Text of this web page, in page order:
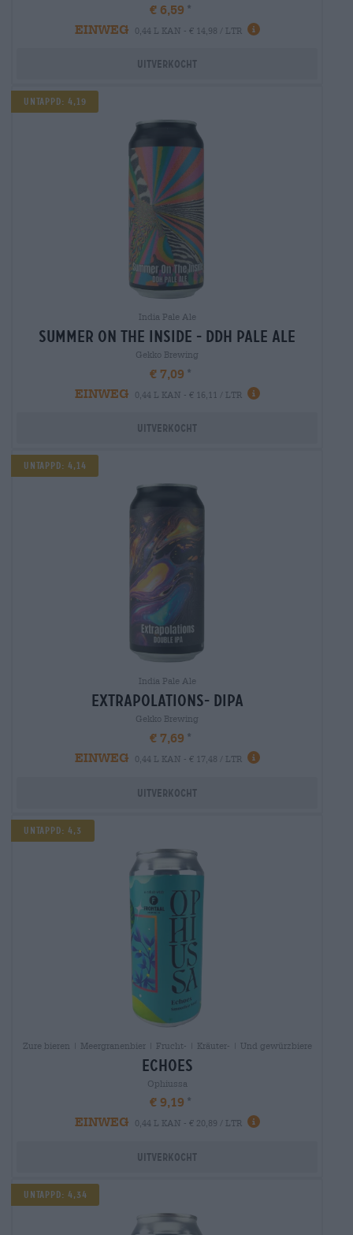
€ 6,59
EINWEG
0,44 L KAN - € 14,98 / LTR
Uitverkocht
Untappd: 4,19
India Pale Ale
summer on the inside - ddh pale ale
Gekko Brewing
€ 7,09
EINWEG
0,44 L KAN - € 16,11 / LTR
Uitverkocht
Untappd: 4,14
India Pale Ale
extrapolations- dipa
Gekko Brewing
€ 7,69
EINWEG
0,44 L KAN - € 17,48 / LTR
Uitverkocht
UNTAPPD: 4,3
Zure bieren | Meergranenbier | Frucht- | Kräuter- | Und gewürzbiere
echoes
Ophiussa
€ 9,19
EINWEG
0,44 L KAN - € 20,89 / LTR
Uitverkocht
UNTAPPD: 4,34